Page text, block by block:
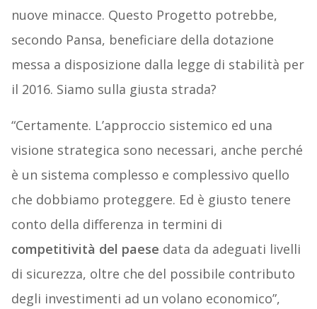
nuove minacce. Questo Progetto potrebbe,
secondo Pansa, beneficiare della dotazione
messa a disposizione dalla legge di stabilità per
il 2016. Siamo sulla giusta strada?
“Certamente. L’approccio sistemico ed una
visione strategica sono necessari, anche perché
è un sistema complesso e complessivo quello
che dobbiamo proteggere. Ed è giusto tenere
conto della differenza in termini di
competitività del paese data da adeguati livelli
di sicurezza, oltre che del possibile contributo
degli investimenti ad un volano economico”,